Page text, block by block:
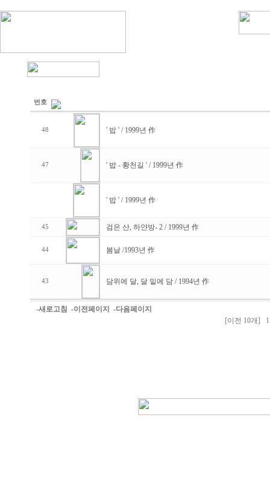
번호
48 ' 밥 ' / 1999년 作
47 ' 밥 - 황천길 ' / 1999년 作
' 밥 ' / 1999년 作
45 검은 산, 하얀방- 2 / 1999년 作
44 봄날 /1993년 作
43 담위에 달, 달 밑에 담 / 1994년 作
-새로고침 -이전페이지
-다음페이지
[이전 10개]